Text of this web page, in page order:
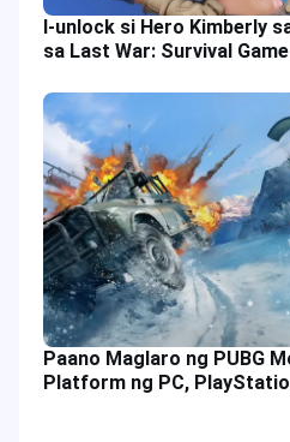
I-unlock si Hero Kimberly
sa Last War: Survival Game
Paano Maglaro ng PUBG
Platform ng PC,